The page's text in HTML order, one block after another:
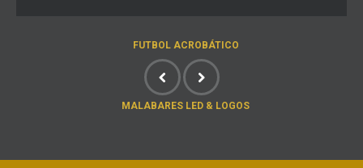
FUTBOL ACROBÁTICO
MALABARES LED & LOGOS